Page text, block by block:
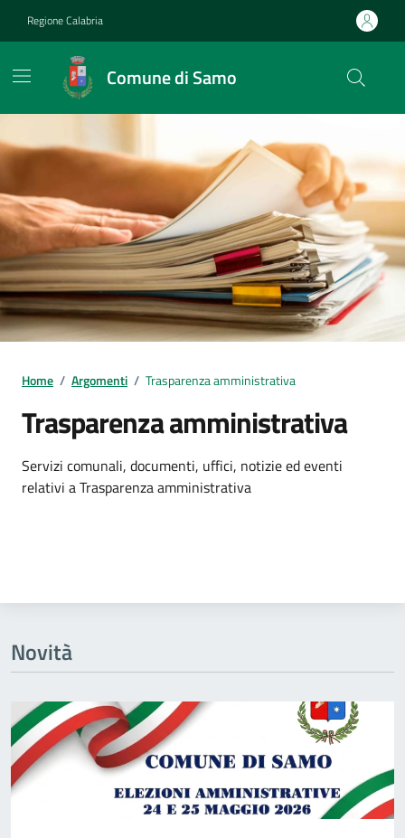
Regione Calabria
Comune di Samo
Home / Argomenti / Trasparenza amministrativa
Trasparenza amministrativa
Dettagli dell'argomento
Servizi comunali, documenti, uffici, notizie ed eventi
relativi a Trasparenza amministrativa
Novità